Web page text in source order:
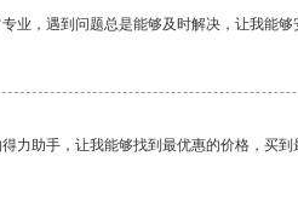
业，遇到问题总是能够及时解决，让我能够
力助手，让我能够找到最优惠的价格，买到